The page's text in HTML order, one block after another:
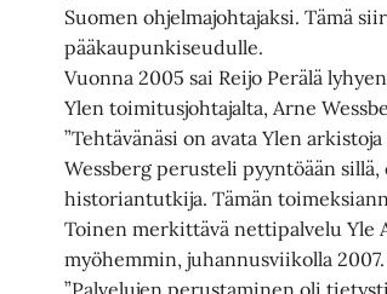
Suomen ohjelmajohtajaksi. Tämä
pääkaupunkiseudulle.
Vuonna 2005 sai Reijo Perälä
Ylen toimitusjohtajalta, Arne
”Tehtävänäsi on avata Ylen
Wessberg perusteli pyyntöään
historiantutkija. Tämän
Toinen merkittävä nettipalvelu Yle
myöhemmin, juhannusviikolla 2007.
”Palvelujen perustaminen oli